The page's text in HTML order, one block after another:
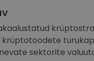
krüptotoodete
sektorite